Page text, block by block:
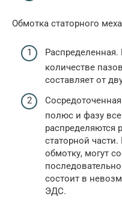
Обмотка статорного
Распределенная.
количестве
составляет от
полюс и фазу
распределяются
статорной
обмотку, могут
состоит в
ЭДС.